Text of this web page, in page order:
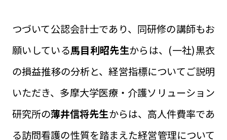
つづいて公認会計士であり、同研修の講師もお
願いしている馬目利昭先生からは、(一社)黒衣
の損益推移の分析と、経営指標についてご説明
いただき、多摩大学医療・介護ソリューション
研究所の薄井信将先生からは、高人件費率であ
る訪問看護の性質を踏まえた経営管理について